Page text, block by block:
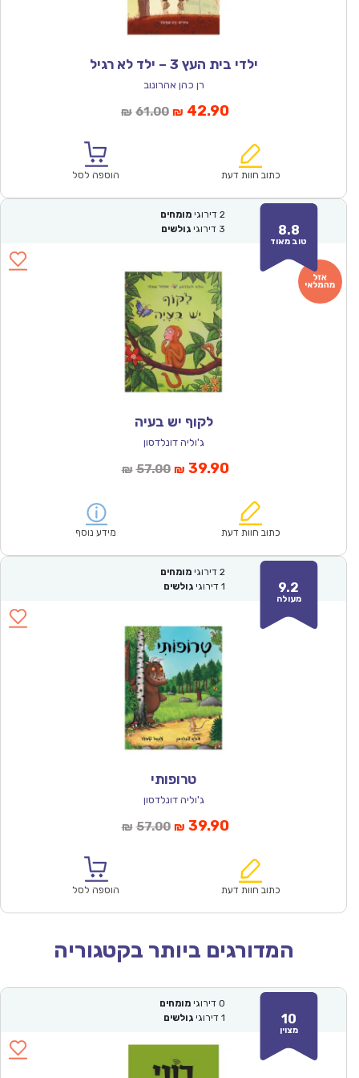
ילדי בית העץ 3 – ילד לא רגיל
רן כהן אהרונוב
₪ 61.00המחיר
₪61.00.
₪ 42.90המחיר
הוא:
כתוב חוות דעת הוספה לסל
8.8
טוב מאוד
2 דירוגי מומחים
3 דירוגי גולשים
לקוף יש בעיה
ג'וליה דונלדסון
₪ 57.00המחיר
₪57.00.
₪ 39.90המחיר
הוא:
כתוב חוות דעת מידע נוסף
9.2
מעולה
2 דירוגי מומחים
1 דירוגי גולשים
טרופותי
ג'וליה דונלדסון
₪ 57.00המחיר
₪57.00.
₪ 39.90המחיר
הוא:
כתוב חוות דעת הוספה לסל
המדורגים ביותר בקטגוריה
10
מצוין
0 דירוגי מומחים
1 דירוגי גולשים